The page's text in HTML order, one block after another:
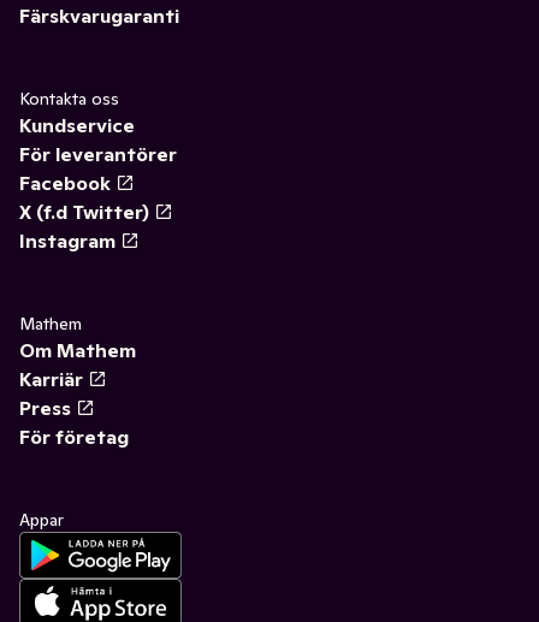
Färskvarugaranti
Kontakta oss
Kundservice
För leverantörer
Facebook
X (f.d Twitter)
Instagram
Mathem
Om Mathem
Karriär
Press
För företag
Appar